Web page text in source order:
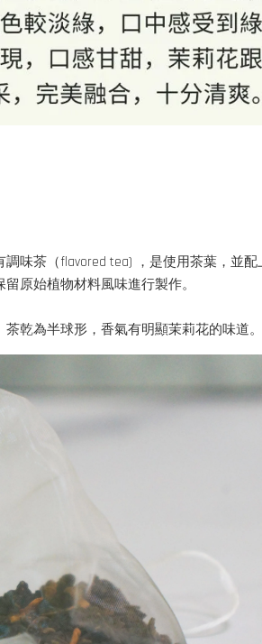
味茶（flavored tea) ，是使用茶葉，並配
原始植物材料風味進行製作。
乾為半球形，香氣有明顯茉莉花的味道。